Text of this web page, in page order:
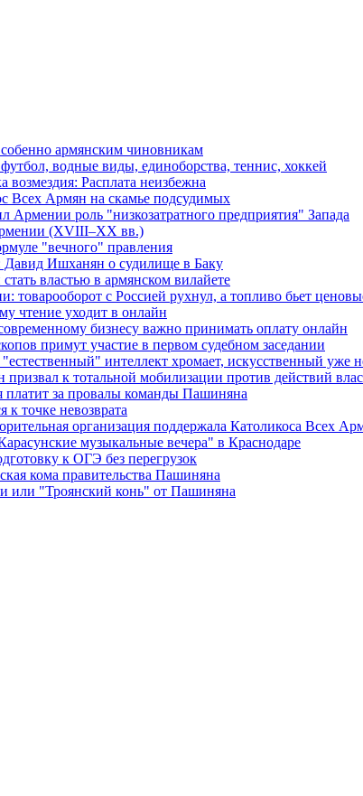
армянским чиновникам
водные виды, единоборства, теннис, хоккей
Расплата неизбежна
Всех Армян на скамье подсудимых
роль "низкозатратного предприятия" Запада
(XVIII–XX вв.)
"вечного" правления
Давид Ишханян о судилище в Баку
властью в армянском вилайете
товарооборот с Россией рухнул, а топливо бьет
чтение уходит в онлайн
бизнесу важно принимать оплату онлайн
примут участие в первом судебном заседании
интеллект хромает, искусственный уже
к тотальной мобилизации против действий
за провалы команды Пашиняна
точке невозврата
организация поддержала Католикоса Всех
музыкальные вечера" в Краснодаре
к ОГЭ без перегрузок
кома правительства Пашиняна
или "Троянский конь" от Пашиняна